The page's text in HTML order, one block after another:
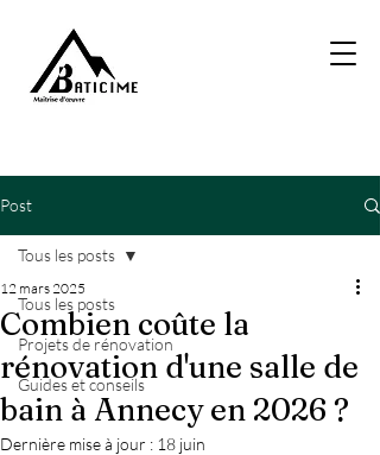
Post
Tous les posts
Projets de rénovation
Guides et conseils
Tous les posts
Combien coûte la
rénovation d'une salle de
bain à Annecy en 2026 ?
12 mars 2025
Dernière mise à jour : 18 juin